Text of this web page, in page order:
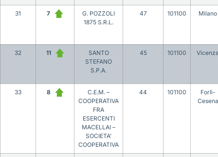
31 7
G. POZZOLI
1875 S.R.L.
47 101100 Milano
32 11
SANTO
STEFANO
S.P.A.
45 101100
33 8
C.E.M. –
COOPERATIVA
FRA
ESERCENTI
MACELLAI –
SOCIETA’
COOPERATIVA
44 101100
Forlì-
Cesena